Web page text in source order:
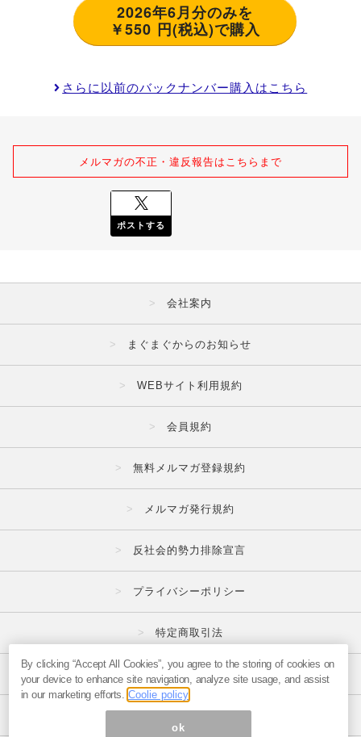
2026年6月分のみを
￥550 円(税込)で購入
さらに以前のバックナンバー購入はこちら
メルマガの不正・違反報告はこちらまで
ポストする
会社案内
まぐまぐからのお知らせ
WEBサイト利用規約
会員規約
無料メルマガ登録規約
メルマガ発行規約
反社会的勢力排除宣言
プライバシーポリシー
特定商取引法
広告掲載はこちら
メルマガの不正・違反報告はこちら
By clicking “Accept All Cookies”, you agree to the storing of cookies on
your device to enhance site navigation, analyze site usage, and assist
in our marketing efforts. Coolie policy
ok